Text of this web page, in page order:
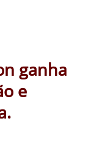
ganha
e